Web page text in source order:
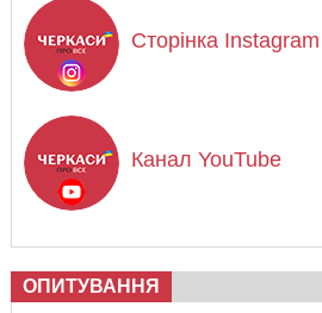
Сторінка Instagram
Канал YouTube
ОПИТУВАННЯ